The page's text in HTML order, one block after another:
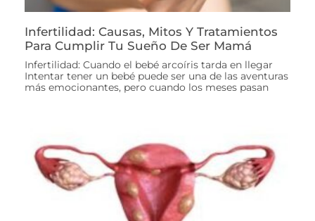
Infertilidad: Causas, Mitos Y Tratamientos
Para Cumplir Tu Sueño De Ser Mamá
Infertilidad: Cuando el bebé arcoíris tarda en llegar
Intentar tener un bebé puede ser una de las aventuras
más emocionantes, pero cuando los meses pasan